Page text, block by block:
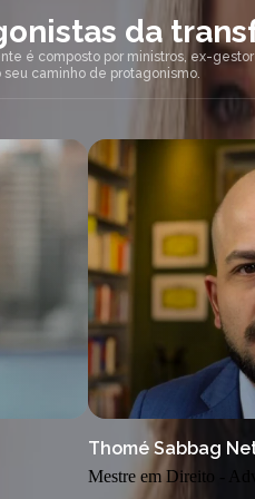
da
é composto por ministros, ex-
caminho de protagonismo.
Thomé Sabbag
Mestre em Direito -